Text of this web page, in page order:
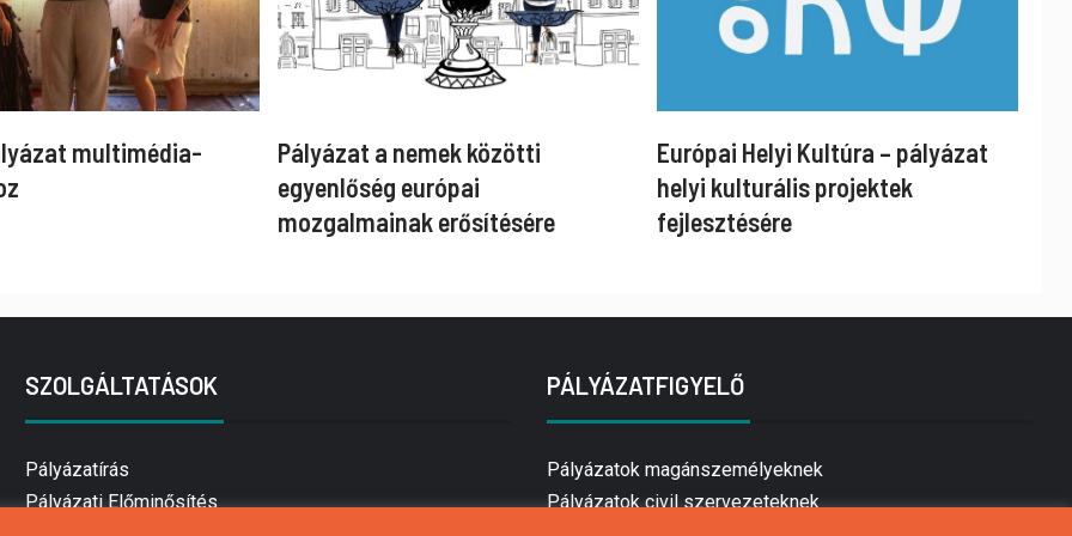
multimédia-
Pályázat a nemek közötti
egyenlőség európai
mozgalmainak erősítésére
Európai Helyi Kultúra – pályázat
helyi kulturális projektek
fejlesztésére
SZOLGÁLTATÁSOK
Pályázatírás
Pályázati Előminősítés
PÁLYÁZATFIGYELŐ
Pályázatok magánszemélyeknek
Pályázatok civil szervezeteknek